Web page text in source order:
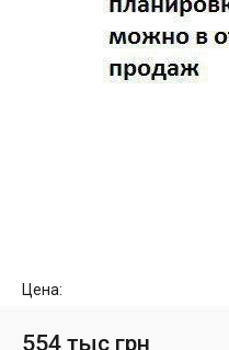
Цена:
554 тыс грн